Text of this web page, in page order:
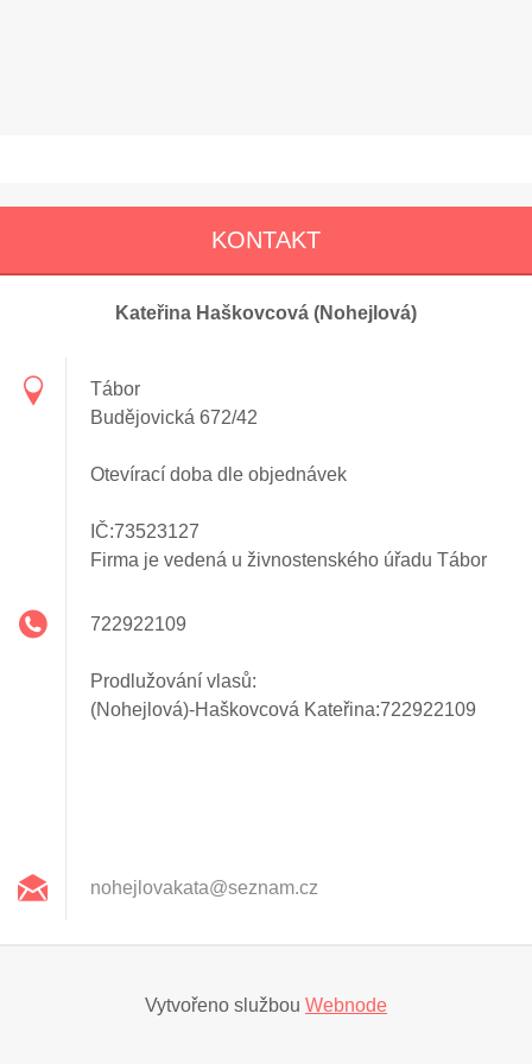
KONTAKT
Kateřina Haškovcová (Nohejlová)
Tábor
Budějovická 672/42
Otevírací doba dle objednávek
IČ:73523127
Firma je vedená u živnostenského úřadu Tábor
722922109
Prodlužování vlasů:
(Nohejlová)-Haškovcová Kateřina:722922109
nohejlovakata@seznam.cz
Vytvořeno službou Webnode